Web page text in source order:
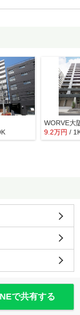
WORVE大
9.2万円 /
で共有する